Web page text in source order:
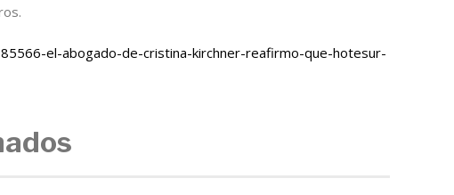
el-abogado-de-cristina-kirchner-reafirmo-que-hotesur-